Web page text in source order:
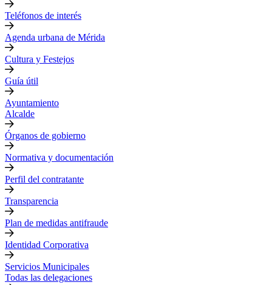
Teléfonos de interés
Agenda urbana de Mérida
Cultura y Festejos
Guía útil
Ayuntamiento
Alcalde
Órganos de gobierno
Normativa y documentación
Perfil del contratante
Transparencia
Plan de medidas antifraude
Identidad Corporativa
Servicios Municipales
Todas las delegaciones